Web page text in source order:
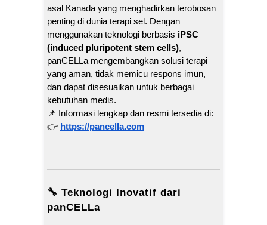
asal Kanada yang menghadirkan terobosan
penting di dunia terapi sel. Dengan
menggunakan teknologi berbasis iPSC
(induced pluripotent stem cells),
panCELLa mengembangkan solusi terapi
yang aman, tidak memicu respons imun,
dan dapat disesuaikan untuk berbagai
kebutuhan medis.
📌 Informasi lengkap dan resmi tersedia di:
👉 https://pancella.com
🔧 Teknologi Inovatif dari
panCELLa